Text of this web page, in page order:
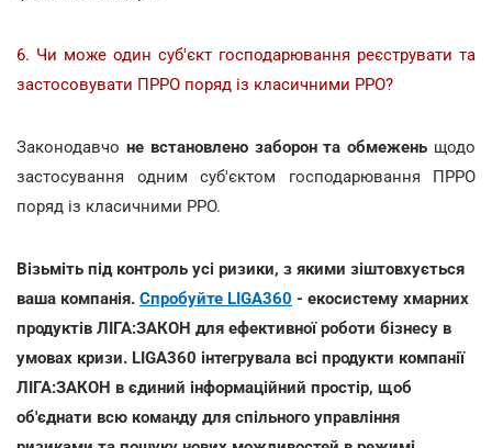
6. Чи може один суб'єкт господарювання реєструвати та
застосовувати ПРРО поряд із класичними РРО?
Законодавчо не встановлено заборон та обмежень щодо
застосування одним суб'єктом господарювання ПРРО
поряд із класичними РРО.
Візьміть під контроль усі ризики, з якими зіштовхується
ваша компанія. Спробуйте LIGA360 - екосистему хмарних
продуктів ЛІГА:ЗАКОН для ефективної роботи бізнесу в
умовах кризи. LIGA360 інтегрувала всі продукти компанії
ЛІГА:ЗАКОН в єдиний інформаційний простір, щоб
об'єднати всю команду для спільного управління